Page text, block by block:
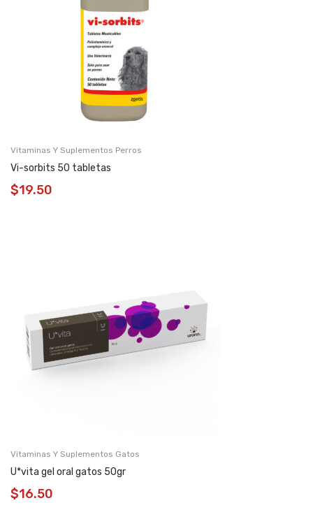
Vitaminas Y Suplementos Perros
Vi-sorbits 50 tabletas
$19.50
Vitaminas Y Suplementos Gatos
U*vita gel oral gatos 50gr
$16.50